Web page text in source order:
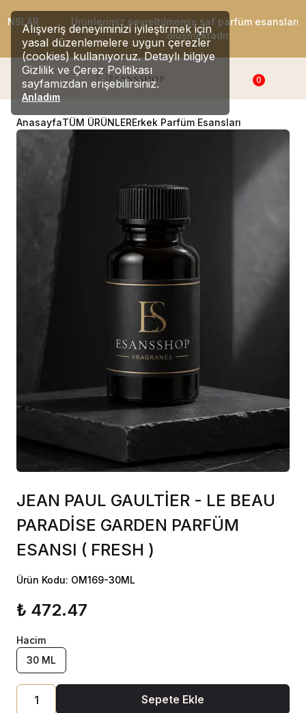
Alışveriş deneyiminizi iyileştirmek için
yasal düzenlemelere uygun çerezler
(cookies) kullanıyoruz. Detaylı bilgiye
Gizlilik ve Çerez Politikası
sayfamızdan erişebilirsiniz.
Anladım
Ürünlerimiz seyreltilmemiş saf parfüm esanslarından
oluşmaktadır
0
AnasayfaTÜM ÜRÜNLERErkek Parfüm Esansları
JEAN PAUL GAULTİER - LE BEAU
PARADİSE GARDEN PARFÜM
ESANSI ( FRESH )
Ürün Kodu: OM169-30ML
₺ 472.47
Hacim
30 ML
Sepete Ekle